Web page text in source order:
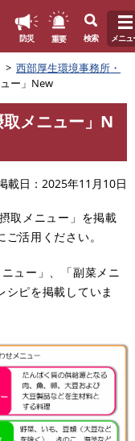
防災 重要 検索 メニュ
西部厚生環境事務所・
ー」New
取メニュー」N
載日 2025年11月10日
取メニュー」を掲載
活用ください。
ュー」、「副菜メニ
シピを掲載していま